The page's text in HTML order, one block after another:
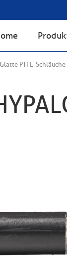
Glatte PTFE-Schläuche